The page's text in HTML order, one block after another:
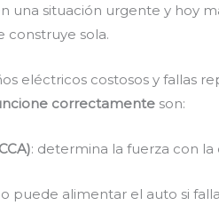
una situación urgente y hoy
construye sola.
eléctricos costosos y fallas
correctamente son:
: determina la fuerza con
puede alimentar el auto si